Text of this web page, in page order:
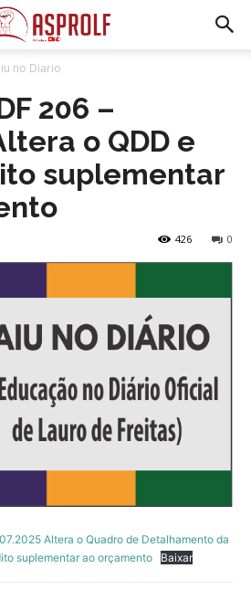
no Diario
206 –
o QDD e
suplementar
0
426
Altera o Quadro de Detalhamento da
suplementar ao orçamento
Baixar